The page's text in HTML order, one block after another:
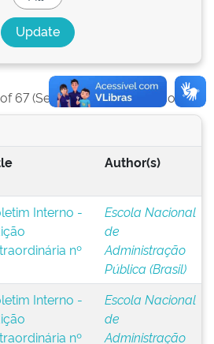
67 (Search time: 0.001 seconds).
Author(s)
Interno -
nº
Escola Nacional
de
Administração
Pública (Brasil)
Interno -
nº
Escola Nacional
de
Administração